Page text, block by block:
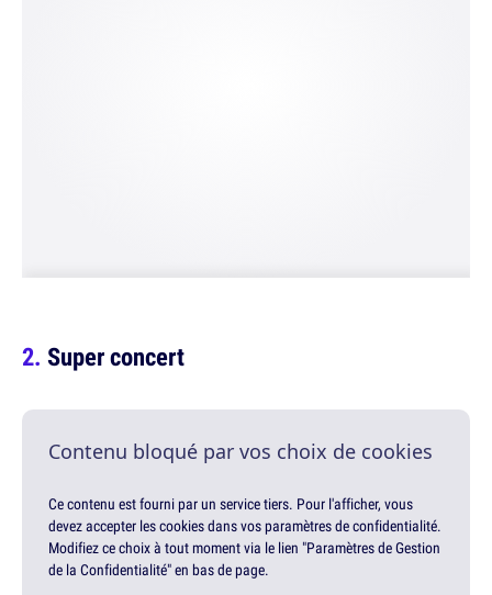
Super concert
Contenu bloqué par vos choix de cookies
Ce contenu est fourni par un service tiers. Pour l'afficher, vous
devez accepter les cookies dans vos paramètres de confidentialité.
Modifiez ce choix à tout moment via le lien "Paramètres de Gestion
de la Confidentialité" en bas de page.